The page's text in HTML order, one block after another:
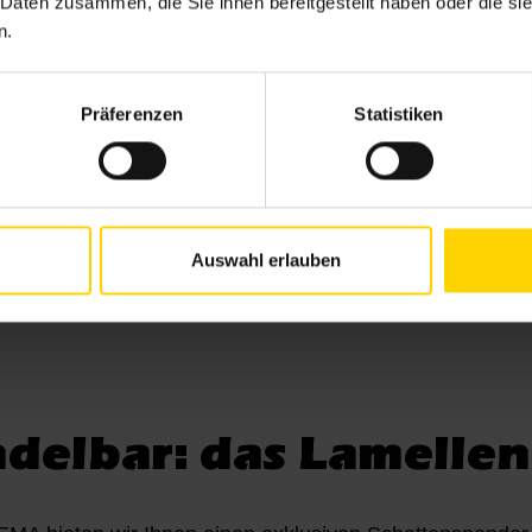
Präferenzen Statistiken
Auswahl erlauben
Lamellendach Lamaxa L60/L70
max. Breite: 4.500 mm
max. Ausfall: 6.000 mm
max. Fläche: 27 m²
architektonisches Gestaltungselement
das